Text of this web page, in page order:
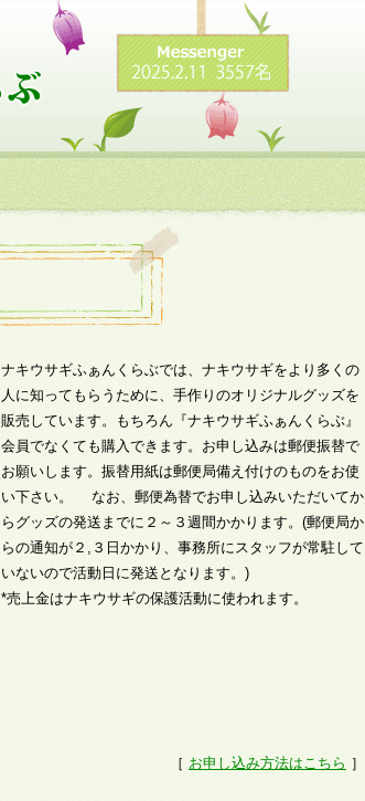
ナキウサギふぁんくらぶでは、ナキウサギをより多くの
人に知ってもらうために、手作りのオリジナルグッズを
販売しています。もちろん『ナキウサギふぁんくらぶ』
会員でなくても購入できます。お申し込みは郵便振替で
お願いします。振替用紙は郵便局備え付けのものをお使
い下さい。 なお、郵便為替でお申し込みいただいてか
らグッズの発送までに２～３週間かかります。(郵便局か
らの通知が２,３日かかり、事務所にスタッフが常駐して
いないので活動日に発送となります。)
*売上金はナキウサギの保護活動に使われます。
［ お申し込み方法はこちら ］